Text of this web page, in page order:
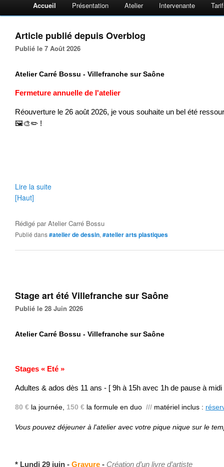
Accueil Présentation Atelier Intervenante
Article publié depuis Overblog
Publié le 7 Août 2026
Atelier Carré Bossu - Villefranche sur Saône
Fermeture annuelle de l'atelier
Réouverture le 26 août 2026, je vous souhaite un bel été
🖼️🎨✏️ !
Lire la suite
[Haut]
Rédigé parAtelier Carré Bossu
Publié dans#atelier de dessin, #atelier arts plastiques
Stage art été Villefranche sur Saône
Publié le 28 Juin 2026
Atelier Carré Bossu - Villefranche sur Saône
Stages « Eté »
Adultes & ados dès 11 ans - [ 9h à 15h avec 1h de pause à midi
80 € la journée, 150 € la formule en duo /// matériel inclus :
Vous pouvez déjeuner à l'atelier avec votre pique nique sur le
* Lundi 29 juin - Gravure - Création d’un livre d’artiste